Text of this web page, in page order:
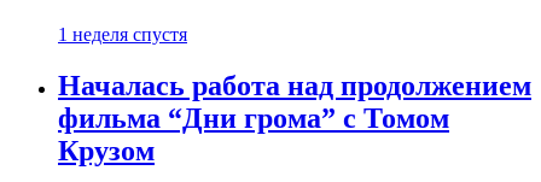
1 неделя спустя
Началась работа над продолжением
фильма “Дни грома” с Томом
Крузом